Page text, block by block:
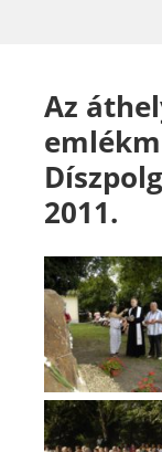
Az
2011.